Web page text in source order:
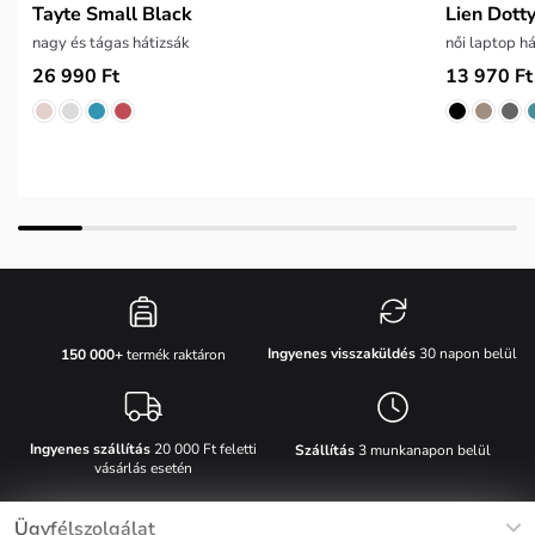
Tayte Small Black
nagy és tágas hátizsák
26 990 Ft
Lien
női laptop
13 970 Ft
150 000+termék raktáron Ingyenes visszaküldés30 napon belül
Ingyenes szállítás20 000 Ft feletti
vásárlás esetén
Szállítás3 munkanapon belül
Ügyfélszolgálat